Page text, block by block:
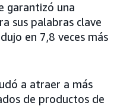
garantizó una
sus palabras clave
en 7,8 veces más
a atraer a más
de productos de